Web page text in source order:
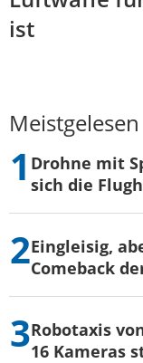
ist
Meistgelesen
Drohne mit
sich die
Eingleisig,
Comeback
Robotaxis
16 Kameras